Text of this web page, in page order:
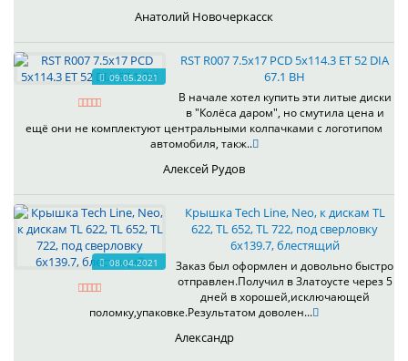
Анатолий Новочеркасск
09.05.2021
RST R007 7.5x17 PCD 5x114.3 ET 52 DIA
67.1 BH
В начале хотел купить эти литые диски
в "Колёса даром", но смутила цена и
ещё они не комплектуют центральными колпачками с логотипом
автомобиля, такж..
Алексей Рудов
08.04.2021
Крышка Tech Line, Neo, к дискам TL
622, TL 652, TL 722, под сверловку
6х139.7, блестящий
Заказ был оформлен и довольно быстро
отправлен.Получил в Златоусте через 5
дней в хорошей,исключающей
поломку,упаковке.Результатом доволен...
Александр